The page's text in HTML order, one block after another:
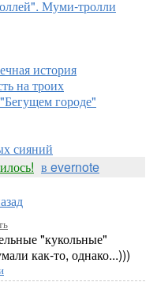
Муми-тролли
история
на троих
городе"
сияний
в evernote
"кукольные"
как-то, однако...)))